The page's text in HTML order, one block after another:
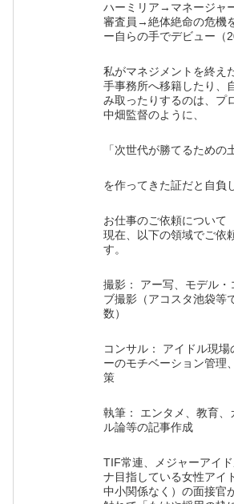
ハーミリア→マネージャ
審査員→絶体絶命の危機
ー自らの手でデビュー（
私がマネジメントを終え
手事務所へ移籍したり、
み取ったりするのは、プ
中畑監督のように、
「次世代が勝てるための
を作ってきた証だと自負
お仕事のご依頼について
現在、以下の領域でご依
す。
撮影： アー写、モデル・
ブ撮影（アコスタ池袋等
数）
コンサル： アイドル現
ーのモチベーション管理
策
執筆： エンタメ、教育、
ル論等の記事作成
TIF常連、メジャーアイ
ナ目指している女性アイ
中小関係なく）の面接官